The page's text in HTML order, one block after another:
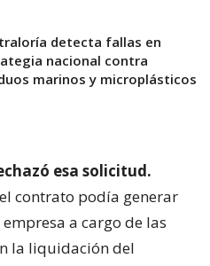
detecta fallas en
nacional contra
marinos y microplásticos
esa solicitud.
contrato podía generar
a cargo de las
la liquidación del